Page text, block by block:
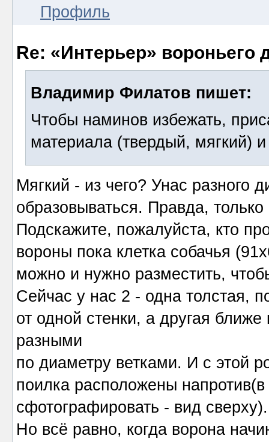
Профиль
Re: «Интерьер» вороньего
Владимир Филатов пишет:
Чтобы наминов избежать,
материала (твердый, мягкий)
Мягкий - из чего? Унас разного
образовываться. Правда,
Подскажите, пожалуйста, кто
вороны пока клетка собачья
можно и нужно разместить,
Сейчас у нас 2 - одна толстая,
от одной стенки, а другая ближе
разными
по диаметру ветками. И с этой
поилка расположены
сфотографировать - вид сверху).
Но всё равно, когда ворона